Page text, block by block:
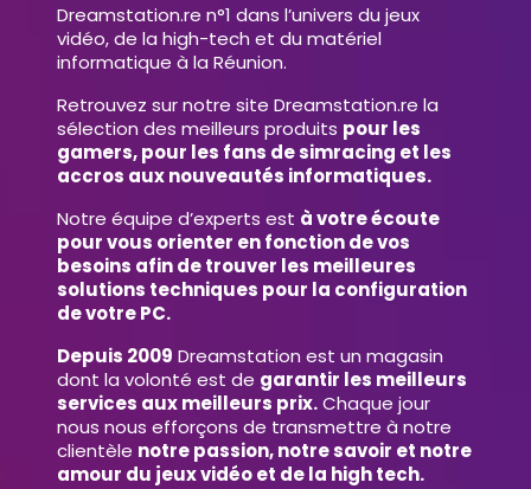
Dreamstation.re n°1 dans l’univers du jeux
vidéo, de la high-tech et du matériel
informatique à la Réunion.
Retrouvez sur notre site Dreamstation.re la
sélection des meilleurs produits pour les
gamers, pour les fans de simracing et les
accros aux nouveautés informatiques.
Notre équipe d’experts est à votre écoute
pour vous orienter en fonction de vos
besoins afin de trouver les meilleures
solutions techniques pour la configuration
de votre PC.
Depuis 2009 Dreamstation est un magasin
dont la volonté est de garantir les meilleurs
services aux meilleurs prix.Chaque jour
nous nous efforçons de transmettre à notre
clientèle notre passion, notre savoir et notre
amour du jeux vidéo et de la high tech.